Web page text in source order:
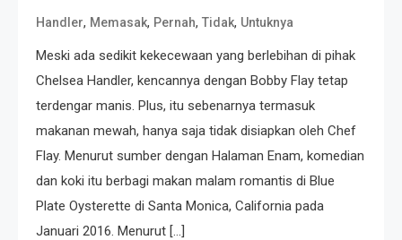
Handler, Memasak, Pernah, Tidak, Untuknya
Meski ada sedikit kekecewaan yang berlebihan di pihak
Chelsea Handler, kencannya dengan Bobby Flay tetap
terdengar manis. Plus, itu sebenarnya termasuk
makanan mewah, hanya saja tidak disiapkan oleh Chef
Flay. Menurut sumber dengan Halaman Enam, komedian
dan koki itu berbagi makan malam romantis di Blue
Plate Oysterette di Santa Monica, California pada
Januari 2016. Menurut […]